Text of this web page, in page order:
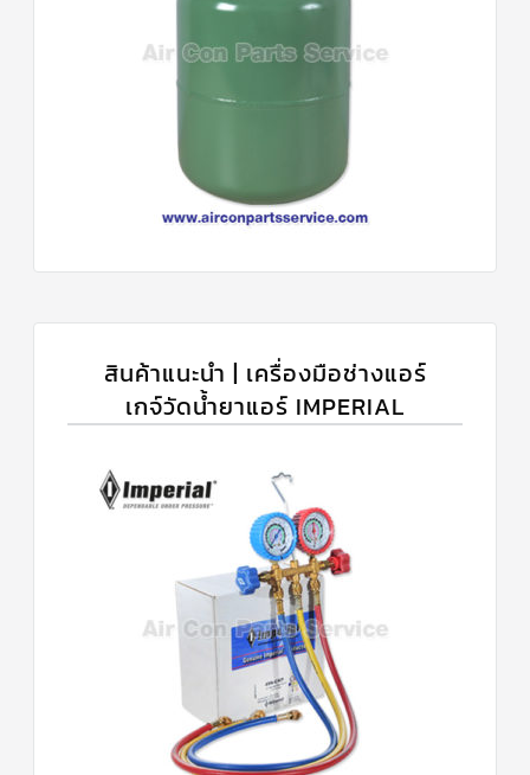
สินค้าแนะนำ | เครื่องมือช่างแอร์
เกจ์วัดน้ำยาแอร์ IMPERIAL